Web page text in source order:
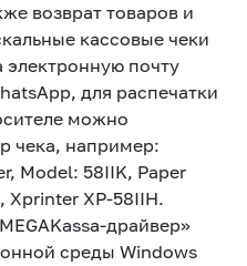
возврат товаров и
кассовые чеки
почту
для распечатки
можно
чека, например:
Model: 58IIK, Paper
Xprinter XP-58IIH.
драйвер»
среды Windows